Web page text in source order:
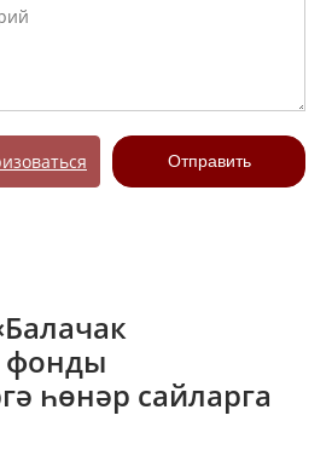
Отправить
фонды
һөнәр сайларга